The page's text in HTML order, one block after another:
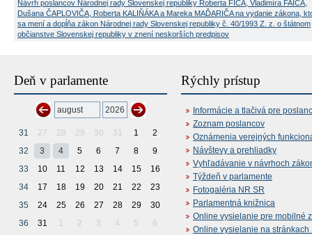
Návrh poslancov Národnej rady Slovenskej republiky Roberta FICA, Vladimíra FAIČA,
Dušana ČAPLOVIČA, Roberta KALIŇÁKA a Mareka MAĎARIČA na vydanie zákona,
sa mení a dopĺňa zákon Národnej rady Slovenskej republiky č. 40/1993 Z. z. o štátnom
občianstve Slovenskej republiky v znení neskorších predpisov
Deň v parlamente
31 27 28 29 30 31 1
2
32
3 4 5 6 7 8
9
33
10 11 12 13 14 15
16
34
17 18 19 20 21 22
23
35
24 25 26 27 28 29
30
36
31 1 2 3 4 5 6
Rýchly prístup
Informácie a tlačivá pre
Zoznam poslancov
Oznámenia verejných
Návštevy a prehliadky
Vyhľadávanie v návrhoch
Týždeň v parlamente
Fotogaléria NR SR
Parlamentná knižnica
Online vysielanie pre mobilné
Online vysielanie na stránkach